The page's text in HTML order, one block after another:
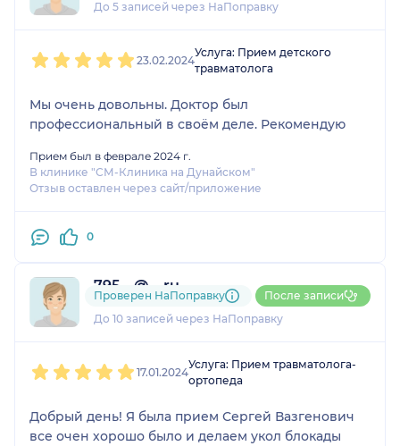
До 5 записей через НаПоправку
23.02.2024
Услуга: Прием детского
травматолога
Мы очень довольны. Доктор был
профессиональный в своём деле. Рекомендую
Прием был в феврале 2024 г.
В клинике "СМ-Клиника на Дунайском"
Отзыв оставлен через сайт/приложение
0
795....@....ru
1 отзыви1 оценка
До 10 записей через НаПоправку
Проверен НаПоправку После записи
17.01.2024
Услуга: Прием травматолога-
ортопеда
Добрый день! Я была прием Сергей Вазгенович
все очен хорошо было и делаем укол блокады